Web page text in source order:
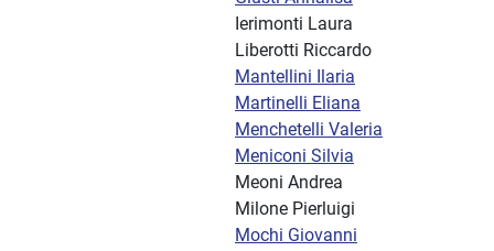
Ierimonti Laura
Liberotti Riccardo
Mantellini Ilaria
Martinelli Eliana
Menchetelli Valeria
Meniconi Silvia
Meoni Andrea
Milone Pierluigi
Mochi Giovanni